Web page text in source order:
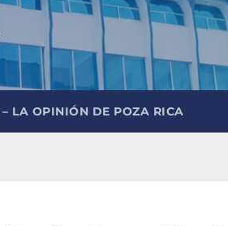
LA OPINIÓN DE POZA RICA